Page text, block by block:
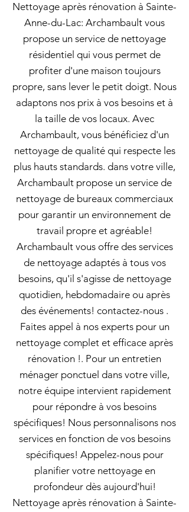
Nettoyage après rénovation à Sainte-
Anne-du-Lac: Archambault vous
propose un service de nettoyage
résidentiel qui vous permet de
profiter d'une maison toujours
propre, sans lever le petit doigt. Nous
adaptons nos prix à vos besoins et à
la taille de vos locaux. Avec
Archambault, vous bénéficiez d'un
nettoyage de qualité qui respecte les
plus hauts standards. dans votre ville,
Archambault propose un service de
nettoyage de bureaux commerciaux
pour garantir un environnement de
travail propre et agréable!
Archambault vous offre des services
de nettoyage adaptés à tous vos
besoins, qu'il s'agisse de nettoyage
quotidien, hebdomadaire ou après
des événements! contactez-nous .
Faites appel à nos experts pour un
nettoyage complet et efficace après
rénovation !. Pour un entretien
ménager ponctuel dans votre ville,
notre équipe intervient rapidement
pour répondre à vos besoins
spécifiques! Nous personnalisons nos
services en fonction de vos besoins
spécifiques! Appelez-nous pour
planifier votre nettoyage en
profondeur dès aujourd'hui!
Nettoyage après rénovation à Sainte-